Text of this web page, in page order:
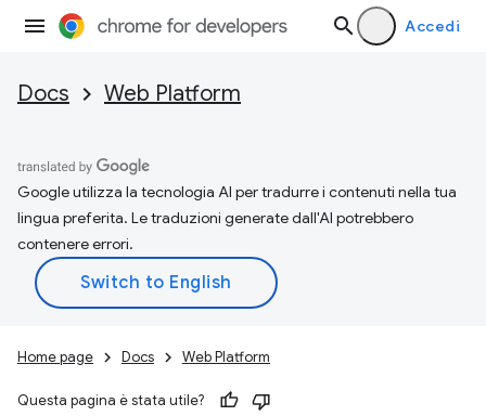
Accedi
Docs Web Platform
Google utilizza la tecnologia AI per tradurre i contenuti nella tua
lingua preferita. Le traduzioni generate dall'AI potrebbero
contenere errori.
Home page Docs Web Platform
Questa pagina è stata utile?